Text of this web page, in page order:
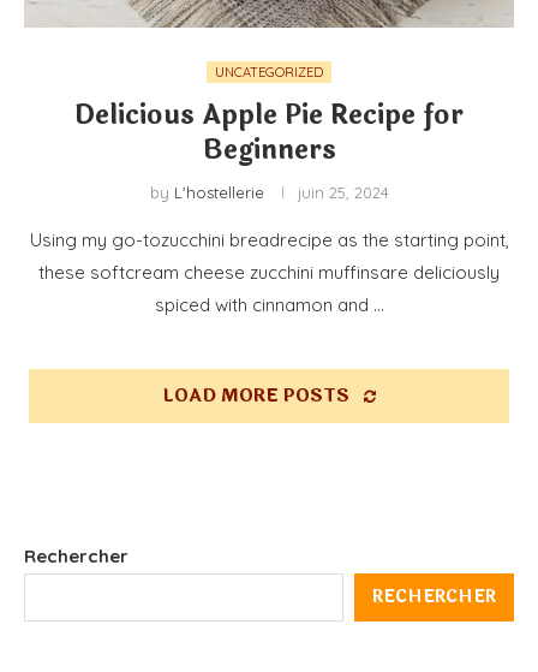
UNCATEGORIZED
Delicious Apple Pie Recipe for
Beginners
by L'hostellerie juin 25, 2024
Using my go-tozucchini breadrecipe as the starting point,
these softcream cheese zucchini muffinsare deliciously
spiced with cinnamon and …
LOAD MORE POSTS
Rechercher
RECHERCHER